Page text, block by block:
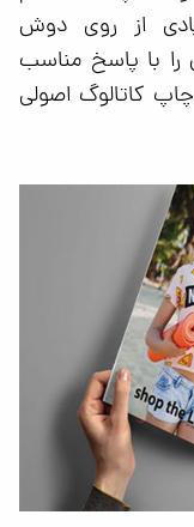
از روی دوش
را با پاسخ مناسب
کاتالوگ اصولی